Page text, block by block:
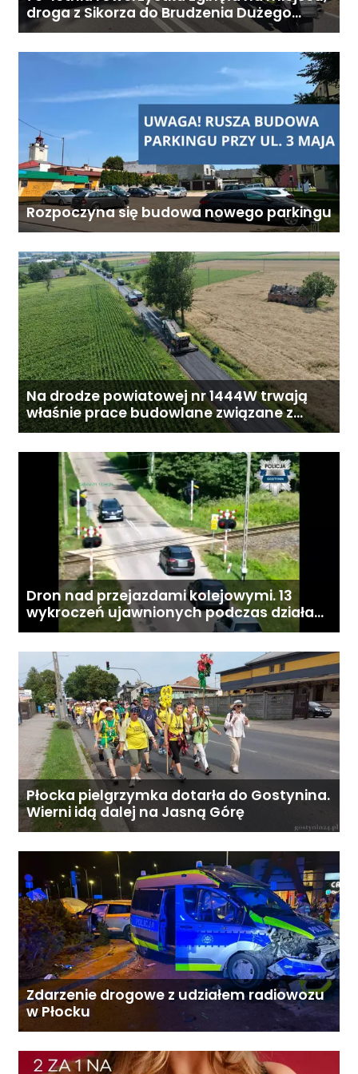
Koszt całodobowej opieki z
zamieszkaniem: od 6800 zł
miesięcznie. Ostateczna cena
zależy od zakresu opieki oraz
indywidualnych potrzeb
podopiecznego. Zadzwoń: 726
284 828 Poniedziałek–piątek,
9:00–18:00
droga z Sikorza do Brudzenia Dużego
zablokowana
Rozpoczyna się budowa nowego parkingu
Na drodze powiatowej nr 1444W trwają
właśnie prace budowlane związane z
przebudową drogi
Dron nad przejazdami kolejowymi. 13
wykroczeń ujawnionych podczas działań
„Bezpieczny przejazd kolejowy”
Płocka pielgrzymka dotarła do Gostynina.
Wierni idą dalej na Jasną Górę
Zdarzenie drogowe z udziałem radiowozu
w Płocku